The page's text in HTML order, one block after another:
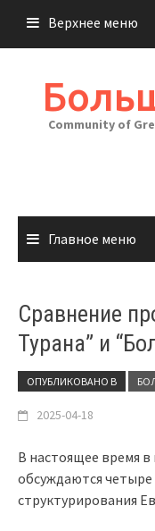
содержимому
Верхнее меню
Community of
Главное меню
Сравнение
Турана” и
ОПУБЛИКОВАНО В
2025-04-18
В настоящее время в
обсуждаются
структурирования